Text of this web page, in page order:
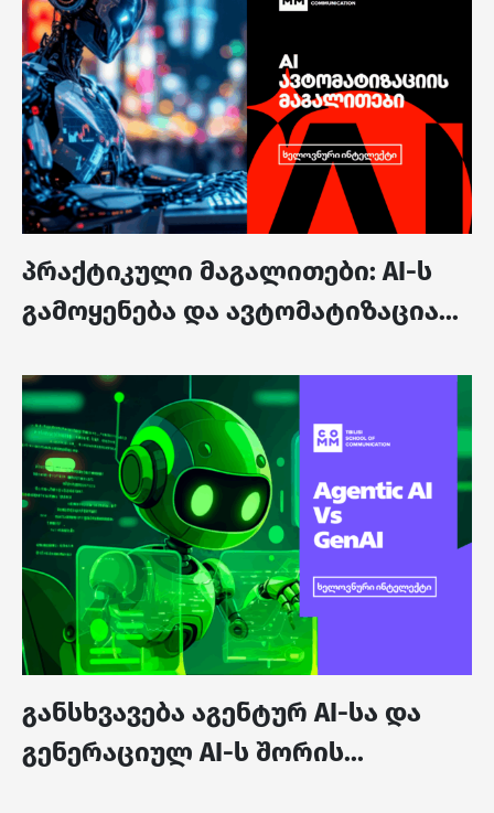
პრაქტიკული მაგალითები: AI-ს
გამოყენება და ავტომატიზაცია...
განსხვავება აგენტურ AI-სა და
გენერაციულ AI-ს შორის...